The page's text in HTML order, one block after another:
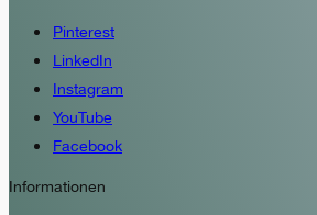
Pinterest
LinkedIn
Instagram
YouTube
Facebook
Informationen